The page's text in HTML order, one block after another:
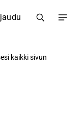
kaikki sivun